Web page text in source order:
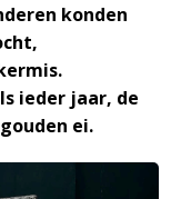
konden
ieder jaar, de
ei.